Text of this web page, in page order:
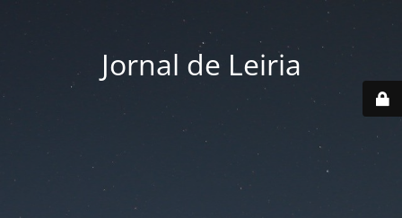
Jornal de Leiria